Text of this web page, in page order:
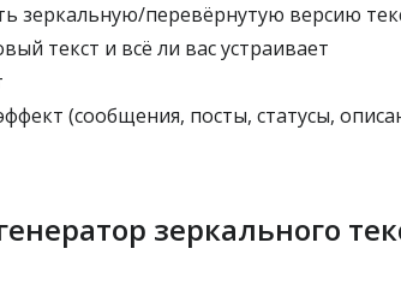
зеркальную/перевёрнутую версию
текст и всё ли вас устраивает
(сообщения, посты, статусы,
зеркального